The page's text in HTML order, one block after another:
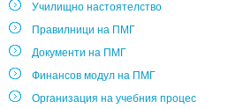
Училищно настоятелство
Правилници на ПМГ
Документи на ПМГ
Финансов модул на ПМГ
Организация на учебния процес